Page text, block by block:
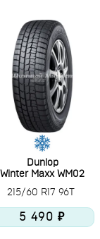
Dunlop
Winter Maxx WM02
215/60 R17 96T
5 490 ₽